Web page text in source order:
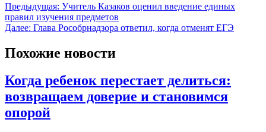
Предыдущая: Учитель Казаков оценил введение единых
правил изучения предметов
Далее: Глава Рособрнадзора ответил, когда отменят ЕГЭ
Похожие новости
Когда ребенок перестает делиться:
возвращаем доверие и становимся
опорой